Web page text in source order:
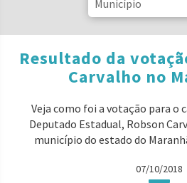
Resultado da
Carvalho no
Veja como foi a votação para o
Deputado Estadual, Robson
município do estado do
07/10/2018